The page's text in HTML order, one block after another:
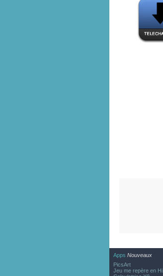
Apps Nouveaux
PicsArt
Jeu me repère en Hi..